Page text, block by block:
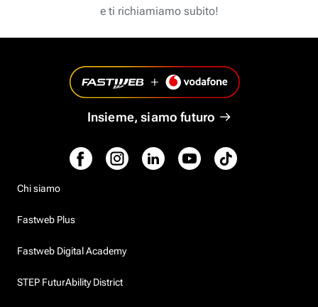
e ti richiamiamo subito!
Insieme, siamo futuro
Chi siamo
Fastweb Plus
Fastweb Digital Academy
STEP FuturAbility District